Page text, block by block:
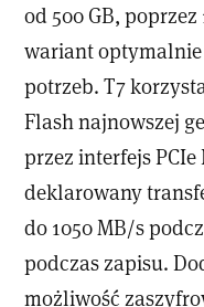
od 500 GB,
wariant optymalnie
potrzeb. T7
Flash najnowszej
przez interfejs
deklarowany
do 1050 MB/s
podczas zapisu.
możliwość